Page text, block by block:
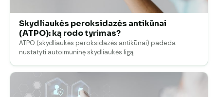
Skydliaukės peroksidazės antikūnai
(ATPO): ką rodo tyrimas?
ATPO (skydliaukės peroksidazės antikūnai) padeda
nustatyti autoimuninę skydliaukės ligą.